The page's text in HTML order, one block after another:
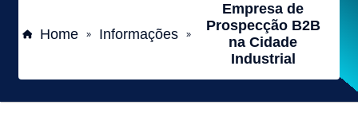
Home » Informações »
Empresa de
Prospecção B2B
na Cidade
Industrial